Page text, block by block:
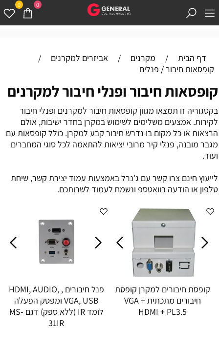
0 0
דף הבית / מקרנים / אביזרים למקרנים
/
קופסאות חיבור / פנלים
קופסאות חיבור ופנלי חיבור למקרנים
בקטגוריה זו תמצאו מגוון קופסאות חיבור למקרנים ופנלי חיבור
לקירות. אמצעים משלימים לשימוש במקרן בחדר ישיבות, אולם
הרצאות או כל מקום בו נדרש חיבור קבע למקרן. כולל קופסאות עם
מגבר מובנה, פנלי קיר מרובי יציאות להתאמה לכל סוגי המחברים
ועוד.
לייעוץ חינם צרו קשר עם ג'נרל באמצעות עמוד יצירת קשר, שיחת
טלפון או הודעה בוואטספ ונשמח לעמוד לשרותכם.
קופסת חיבורים למקרן קופסת
חיבורים מתכתית VGA +
HDMI + PL3.5
פנל חיבורים , HDMI, AUDIO,
VGA, USB ומפסק הפעלה
לומד IR (ללא ספק) דגם MS-
31IR